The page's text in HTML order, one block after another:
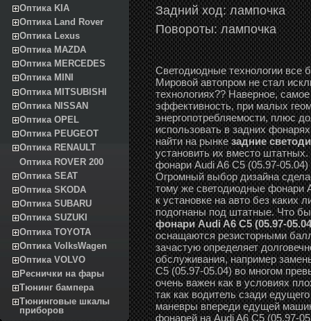
Оптика KIA
Оптика Land Rover
Оптика Lexus
Оптика MAZDA
Оптика MERCEDES
Оптика MINI
Оптика MITSUBISHI
Оптика NISSAN
Оптика OPEL
Оптика PEUGEOT
Оптика RENAULT
Оптика ROVER 200
Оптика SEAT
Оптика SKODA
Оптика SUBARU
Оптика SUZUKI
Оптика TOYOTA
Оптика VolksWagen
Оптика VOLVO
Реснички на фары
Тюнинг бампера
Тюнинговые шкалы
приборов
Задний ход: лампочка
Повороты: лампочка
Светодиодные технологии все
Мировой автопром не стал
технологиях?? Наверное,
эффективность, при малых
энергопотребляемости, плюс
использовать в задних
найти на рынкезадние
установить их вместо
фонари Audi A6 C5 (05.97-
Огромный выбор дизайна
тому же светодиодные фонари
к установке на авто без каких
подогнаны под штатные. Что
фонари Audi A6 C5 (05.97-
оснащаются резисторными
зачастую определяет
обслуживания, например
C5 (05.97-05.04) во многом
очень важен как в условиях
так как водитель сзади
маневры впереди едущей
фонарей на Audi A6 C5 (05.97-